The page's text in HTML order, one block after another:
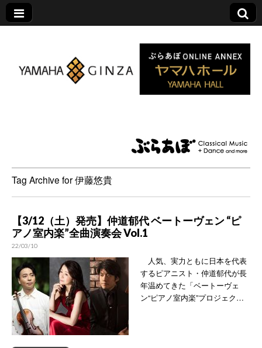
ヤマハホール|ぶら
あぼ特設サイト
Tag Archive for 伊藤悠貴
【3/12（土）発売】仲道郁代 ベートーヴェン “ピ
アノ室内楽”全曲演奏会 Vol.1
22/03/10
人気、実力ともに日本を代表
するピアニスト・仲道郁代が長
年温めてきた「ベートーヴェ
ン“ピアノ室内楽”プロジェク…